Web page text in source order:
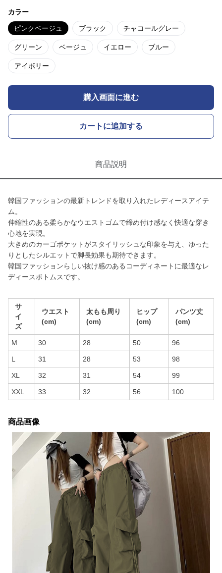
カラー
ピンクベージュ ブラック チャコールグレー
グリーン ベージュ イエロー ブルー
アイボリー
購入画面に進む
カートに追加する
商品説明
韓国ファッションの最新トレンドを取り入れたレディースアイテ
ム。
伸縮性のある柔らかなウエストゴムで締め付け感なく快適な穿き
心地を実現。
大きめのカーゴポケットがスタイリッシュな印象を与え、ゆった
りとしたシルエットで脚長効果も期待できます。
韓国ファッションらしい抜け感のあるコーディネートに最適なレ
ディースボトムスです。
サ
イ
ズ
ウエスト
(cm)
太もも周り
(cm)
ヒップ
(cm)
パンツ丈
(cm)
M 30 28 50 96
L 31 28 53 98
XL 32 31 54 99
XXL 33 32 56 100
商品画像